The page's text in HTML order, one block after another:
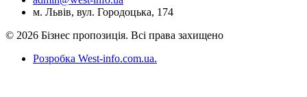
м. Львів, вул. Городоцька, 174
© 2026 Бізнес пропозиція. Всі права захищено
Розробка West-info.com.ua.